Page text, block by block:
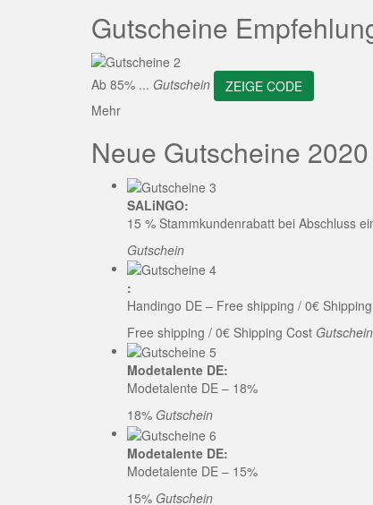
Gutscheine
Ab 85% ... Gutschein
ZEIGE CODE
Mehr
Neue Gutscheine 2020
SALiNGO:
15 % Stammkundenrabatt bei Abschluss
Gutschein
:
Handingo DE – Free shipping / 0€
Free shipping / 0€ Shipping Cost Gutschein
Modetalente DE:
Modetalente DE – 18%
18% Gutschein
Modetalente DE:
Modetalente DE – 15%
15% Gutschein